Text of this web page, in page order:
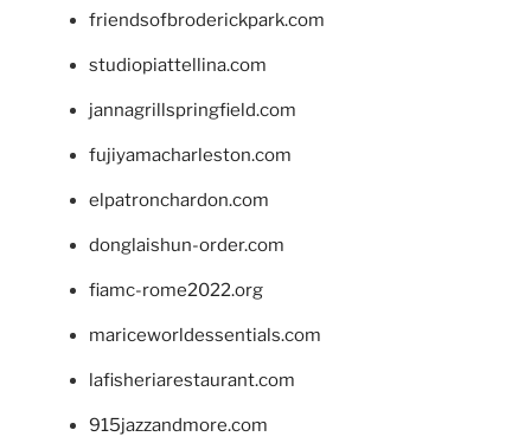
friendsofbroderickpark.com
studiopiattellina.com
jannagrillspringfield.com
fujiyamacharleston.com
elpatronchardon.com
donglaishun-order.com
fiamc-rome2022.org
mariceworldessentials.com
lafisheriarestaurant.com
915jazzandmore.com